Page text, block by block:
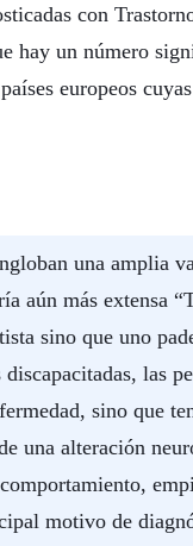
con
hay un número
europeos
una amplia
aún más extensa
sino que uno
las
sino que
una alteración
motivo de